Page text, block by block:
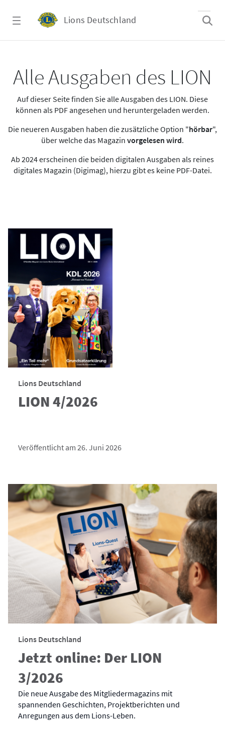
Lions Deutschland
Alle Ausgaben des LION
Auf dieser Seite finden Sie alle Ausgaben des LION. Diese
können als PDF angesehen und heruntergeladen werden.
Die neueren Ausgaben haben die zusätzliche Option "hörbar",
über welche das Magazin vorgelesen wird.
Ab 2024 erscheinen die beiden digitalen Ausgaben als reines
digitales Magazin (Digimag), hierzu gibt es keine PDF-Datei.
Lions Deutschland
LION 4/2026
Veröffentlicht am 26. Juni 2026
Lions Deutschland
Jetzt online: Der LION
3/2026
Die neue Ausgabe des Mitgliedermagazins mit
spannenden Geschichten, Projektberichten und
Anregungen aus dem Lions-Leben.